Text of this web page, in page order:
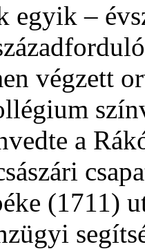
egyik –
végzett
a
(1711)